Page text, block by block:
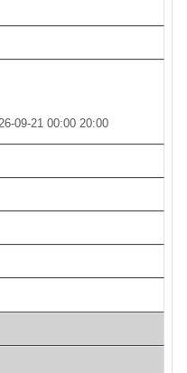
09-21 00:00 20:00